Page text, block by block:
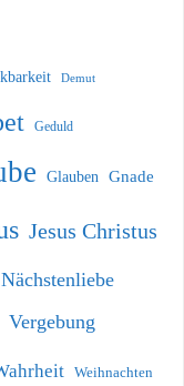
Demut
Geduld
Glauben Gnade
Jesus Christus
Nächstenliebe
Vergebung
Weihnachten